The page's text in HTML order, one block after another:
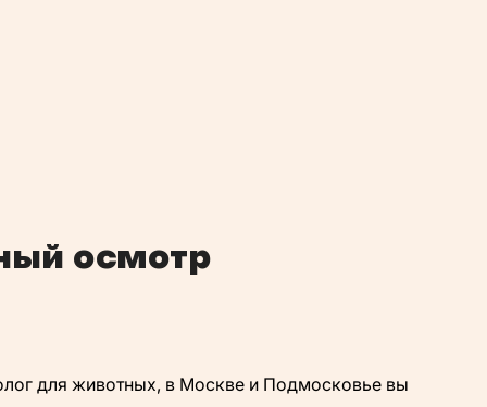
осмотр
для животных, в Москве и Подмосковье вы